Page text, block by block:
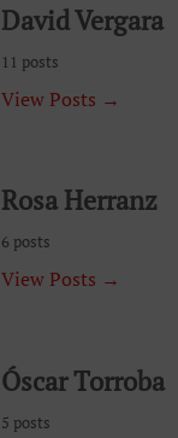
David Vergara
11 posts
View Posts →
Rosa Herranz
6 posts
View Posts →
Óscar Torroba
5 posts